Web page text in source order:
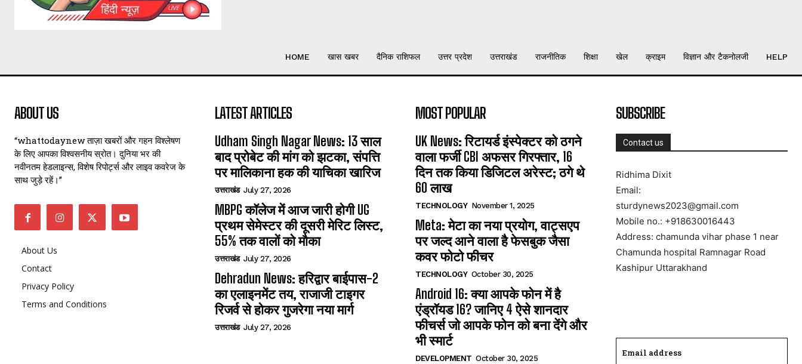
HOME खास खबर दैनिक राशिफल उत्तर प्रदेश उत्तराखंड राजनीतिक शिक्षा खेल क्राइम विज्ञान और टैकनोलजी HELP
ABOUT US
“whattodaynew ताज़ा खबरों और गहन विश्लेषण
के लिए आपका विश्वसनीय स्रोत। दुनिया भर की
नवीनतम हेडलाइन्स, विशेष रिपोर्ट्स और लाइव कवरेज के
साथ जुड़े रहें।”
About Us
Contact
Privacy Policy
Terms and Conditions
LATEST ARTICLES
Udham Singh Nagar News: 13 साल
बाद प्रोबेट की मांग को झटका, संपत्ति
पर मालिकाना हक की याचिका खारिज
उत्तराखंड July 27, 2026
MBPG कॉलेज में आज जारी होगी UG
प्रथम सेमेस्टर की दूसरी मेरिट लिस्ट,
55% तक वालों को मौका
उत्तराखंड July 27, 2026
Dehradun News: हरिद्वार बाईपास-2
का एलाइनमेंट तय, राजाजी टाइगर
रिजर्व से होकर गुजरेगा नया मार्ग
उत्तराखंड July 27, 2026
MOST POPULAR
UK News: रिटायर्ड इंस्पेक्टर को ठगने
वाला फर्जी CBI अफसर गिरफ्तार, 16
दिन तक किया डिजिटल अरेस्ट; ठगे थे
60 लाख
TECHNOLOGY November 1, 2025
Meta: मेटा का नया प्रयोग, वाट्सएप
पर जल्द आने वाला है फेसबुक जैसा
कवर फोटो फीचर
TECHNOLOGY October 30, 2025
Android 16: क्या आपके फोन में है
एंड्रॉयड 16? जानिए 4 ऐसे शानदार
फीचर्स जो आपके फोन को बना देंगे और
भी स्मार्ट
DEVELOPMENT October 30, 2025
SUBSCRIBE
Contact us
Ridhima Dixit
Email:
sturdynews2023@gmail.com
Mobile no.: +918630016443
Address: chamunda vihar phase 1 near
Chamunda hospital Ramnagar Road
Kashipur Uttarakhand